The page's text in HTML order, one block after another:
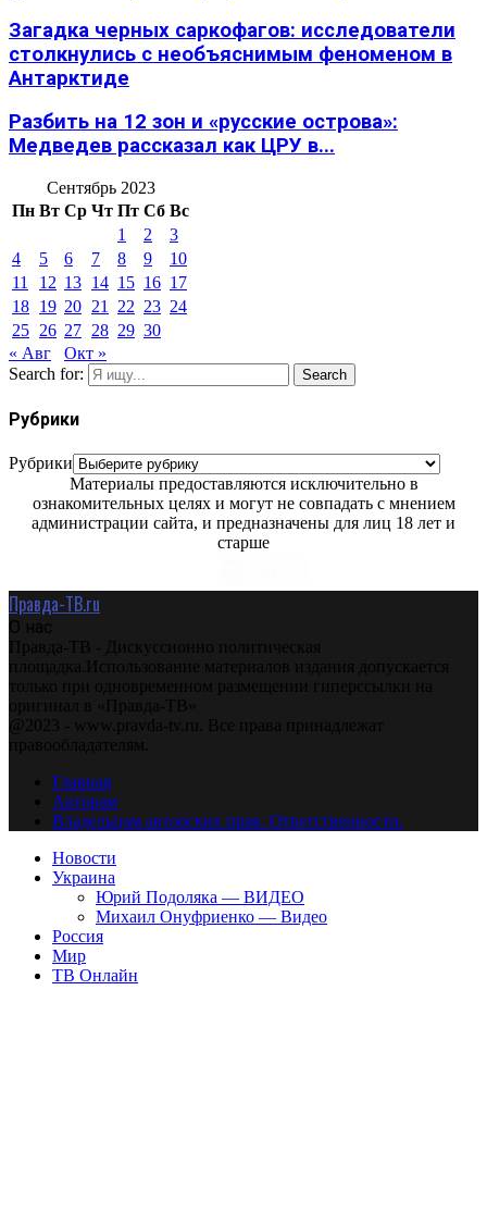
Загадка черных саркофагов: исследователи
столкнулись с необъяснимым феноменом в
Антарктиде
Разбить на 12 зон и «русские острова»:
Медведев рассказал как ЦРУ в...
Сентябрь 2023
Пн Вт Ср Чт Пт Сб Вс
1
2
3
4
5 6 7 8 9
10
11
12 13 14 15 16 17
18 19 20 21 22 23 24
25 26 27 28 29 30
« Авг
Окт »
Search for:
Search
Рубрики
Рубрики
Материалы предоставляются исключительно в
ознакомительных целях и могут не совпадать с мнением
администрации сайта, и предназначены для лиц 18 лет и
старше
Правда-ТВ.ru
О нас
Правда-ТВ - Дискуссионно политическая
площадка.Использование материалов издания допускается
только при одновременном размещении гиперссылки на
оригинал в «Правда-ТВ»
@2023 - www.pravda-tv.ru. Все права принадлежат
правообладателям.
Главная
Авторам
Владельцам авторских прав. Ответственности.
Новости
Украина
Юрий Подоляка — ВИДЕО
Михаил Онуфриенко — Видео
Россия
Мир
ТВ Онлайн